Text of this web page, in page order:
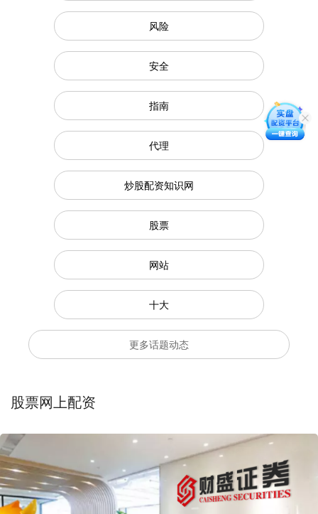
风险
安全
指南
代理
炒股配资知识网
股票
网站
十大
更多话题动态
股票网上配资